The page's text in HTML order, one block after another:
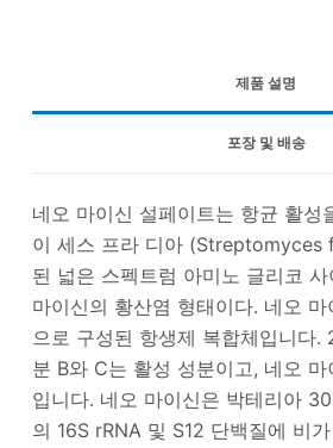
제품 설명
포장 및 배송
네오 마이신 설페이트는 항균 활성
이 세스 프라 디아 (Streptomyces
된 넓은 스펙트럼 아미노 글리코
마이신의 황산염 형태이다. 네오
으로 구성된 항생제 복합체입니다.
분 B와 C는 활성 성분이고, 네오
입니다. 네오 마이신은 박테리아
의 16S rRNA 및 S12 단백질에 비